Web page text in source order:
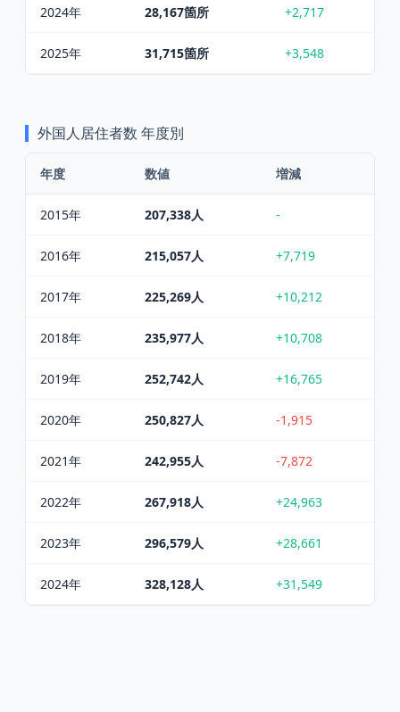
2024年 28,167箇所 +2,717
2025年 31,715箇所 +3,548
外国人居住者数 年度別
年度 数値 増減
2015年 207,338人 -
2016年 215,057人 +7,719
2017年 225,269人 +10,212
2018年 235,977人 +10,708
2019年 252,742人 +16,765
2020年 250,827人 -1,915
2021年 242,955人 -7,872
2022年 267,918人 +24,963
2023年 296,579人 +28,661
2024年 328,128人 +31,549